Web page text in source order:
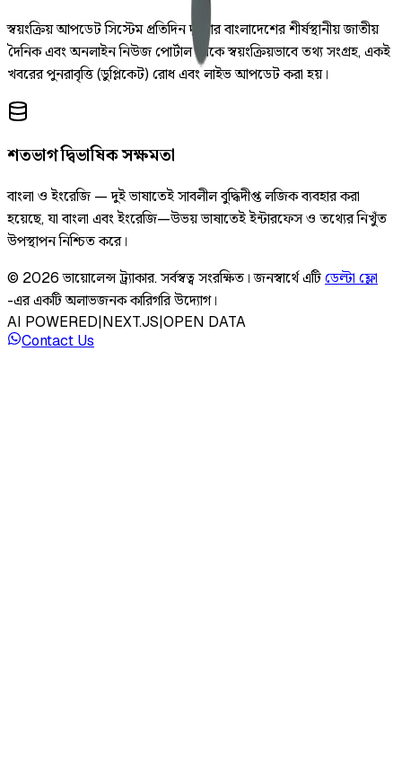
স্বয়ংক্রিয় আপডেট সিস্টেম প্রতিদিন দুইবার বাংলাদেশের শীর্ষস্থানীয় জাতীয়
দৈনিক এবং অনলাইন নিউজ পোর্টাল থেকে স্বয়ংক্রিয়ভাবে তথ্য সংগ্রহ, একই
খবরের পুনরাবৃত্তি (ডুপ্লিকেট) রোধ এবং লাইভ আপডেট করা হয়।
শতভাগ দ্বিভাষিক সক্ষমতা
বাংলা ও ইংরেজি — দুই ভাষাতেই সাবলীল বুদ্ধিদীপ্ত লজিক ব্যবহার করা
হয়েছে, যা বাংলা এবং ইংরেজি—উভয় ভাষাতেই ইন্টারফেস ও তথ্যের নিখুঁত
উপস্থাপন নিশ্চিত করে।
© 2026 ভায়োলেন্স ট্র্যাকার.সর্বস্বত্ব সংরক্ষিত। জনস্বার্থে এটিডেল্টা ফ্লো
-এর একটি অলাভজনক কারিগরি উদ্যোগ।
AI POWERED|NEXT.JS|OPEN DATA
Contact Us